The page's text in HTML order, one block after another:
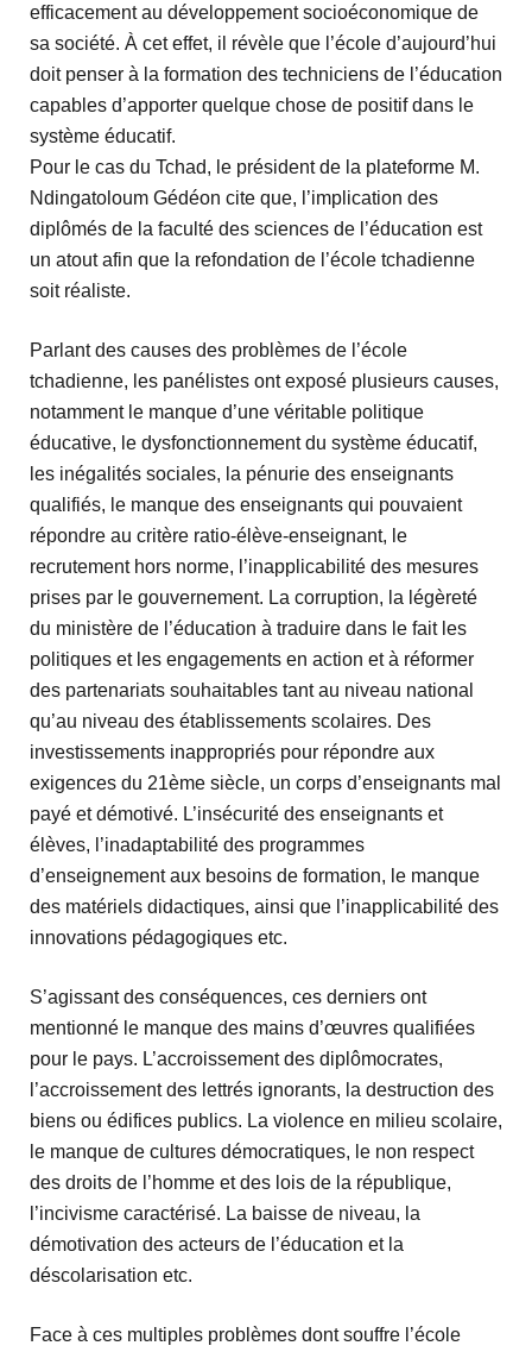
efficacement au développement socioéconomique de
sa société. À cet effet, il révèle que l’école d’aujourd’hui
doit penser à la formation des techniciens de l’éducation
capables d’apporter quelque chose de positif dans le
système éducatif.
Pour le cas du Tchad, le président de la plateforme M.
Ndingatoloum Gédéon cite que, l’implication des
diplômés de la faculté des sciences de l’éducation est
un atout afin que la refondation de l’école tchadienne
soit réaliste.
Parlant des causes des problèmes de l’école
tchadienne, les panélistes ont exposé plusieurs causes,
notamment le manque d’une véritable politique
éducative, le dysfonctionnement du système éducatif,
les inégalités sociales, la pénurie des enseignants
qualifiés, le manque des enseignants qui pouvaient
répondre au critère ratio-élève-enseignant, le
recrutement hors norme, l’inapplicabilité des mesures
prises par le gouvernement. La corruption, la légèreté
du ministère de l’éducation à traduire dans le fait les
politiques et les engagements en action et à réformer
des partenariats souhaitables tant au niveau national
qu’au niveau des établissements scolaires. Des
investissements inappropriés pour répondre aux
exigences du 21ème siècle, un corps d’enseignants mal
payé et démotivé. L’insécurité des enseignants et
élèves, l’inadaptabilité des programmes
d’enseignement aux besoins de formation, le manque
des matériels didactiques, ainsi que l’inapplicabilité des
innovations pédagogiques etc.
S’agissant des conséquences, ces derniers ont
mentionné le manque des mains d’œuvres qualifiées
pour le pays. L’accroissement des diplômocrates,
l’accroissement des lettrés ignorants, la destruction des
biens ou édifices publics. La violence en milieu scolaire,
le manque de cultures démocratiques, le non respect
des droits de l’homme et des lois de la république,
l’incivisme caractérisé. La baisse de niveau, la
démotivation des acteurs de l’éducation et la
déscolarisation etc.
Face à ces multiples problèmes dont souffre l’école